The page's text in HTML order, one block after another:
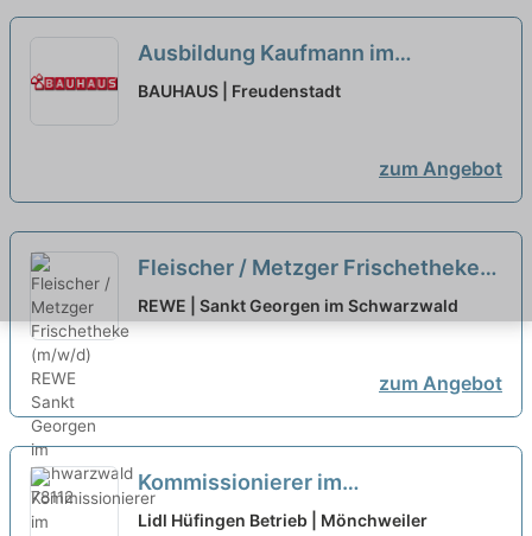
Ausbildung Kaufmann im
Einzelhandel oder Verkäufer
BAUHAUS | Freudenstadt
zum Angebot
Fleischer / Metzger Frischetheke
(m/w/d) neu
REWE | Sankt Georgen im Schwarzwald
zum Angebot
Kommissionierer im
Logistikzentrum 25 Std./Woche
Lidl Hüfingen Betrieb | Mönchweiler